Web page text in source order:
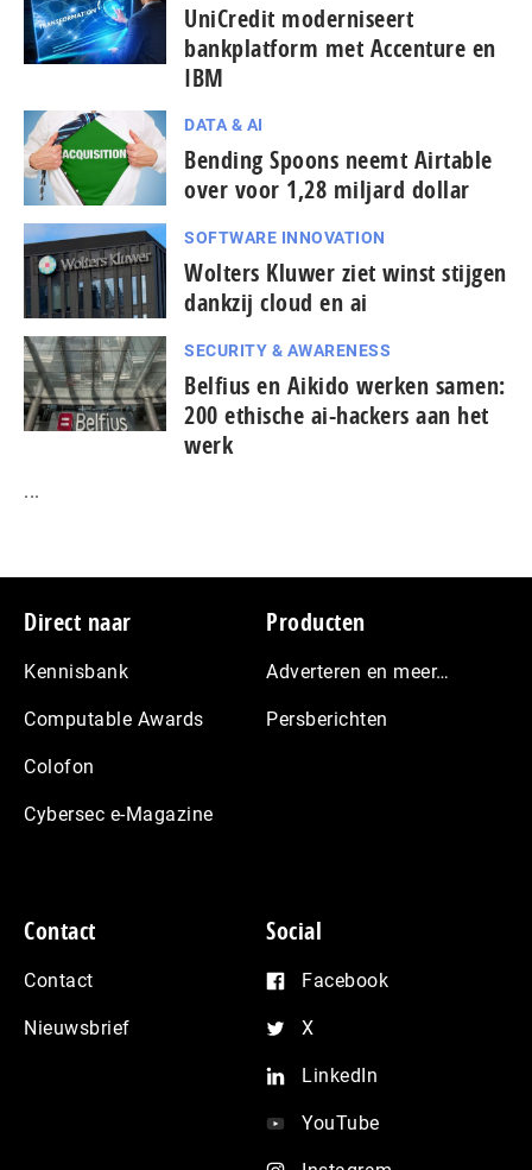
UniCredit moderniseert
bankplatform met Accenture en
IBM
DATA & AI
Bending Spoons neemt Airtable
over voor 1,28 miljard dollar
SOFTWARE INNOVATION
Wolters Kluwer ziet winst stijgen
dankzij cloud en ai
SECURITY & AWARENESS
Belfius en Aikido werken samen:
200 ethische ai-hackers aan het
werk
...
Footer
Direct naar
Kennisbank
Computable Awards
Colofon
Cybersec e-Magazine
Producten
Adverteren en meer…
Persberichten
Contact
Contact
Nieuwsbrief
Social
Facebook
X
LinkedIn
YouTube